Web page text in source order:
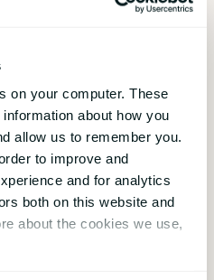
on your computer. These
about how you
allow us to remember you.
to improve and
and for analytics
both on this website and
about the cookies we use,
velger
system fra
,07. februar 2017
og
av
har